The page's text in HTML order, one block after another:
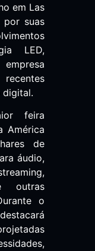
em Las
por suas
LED,
digital.
feira
América
de
áudio,
outras
o